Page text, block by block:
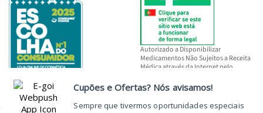
Autorizado a Disponibilizar
Medicamentos Não Sujeitos a Receita
Médica através da Internet pelo